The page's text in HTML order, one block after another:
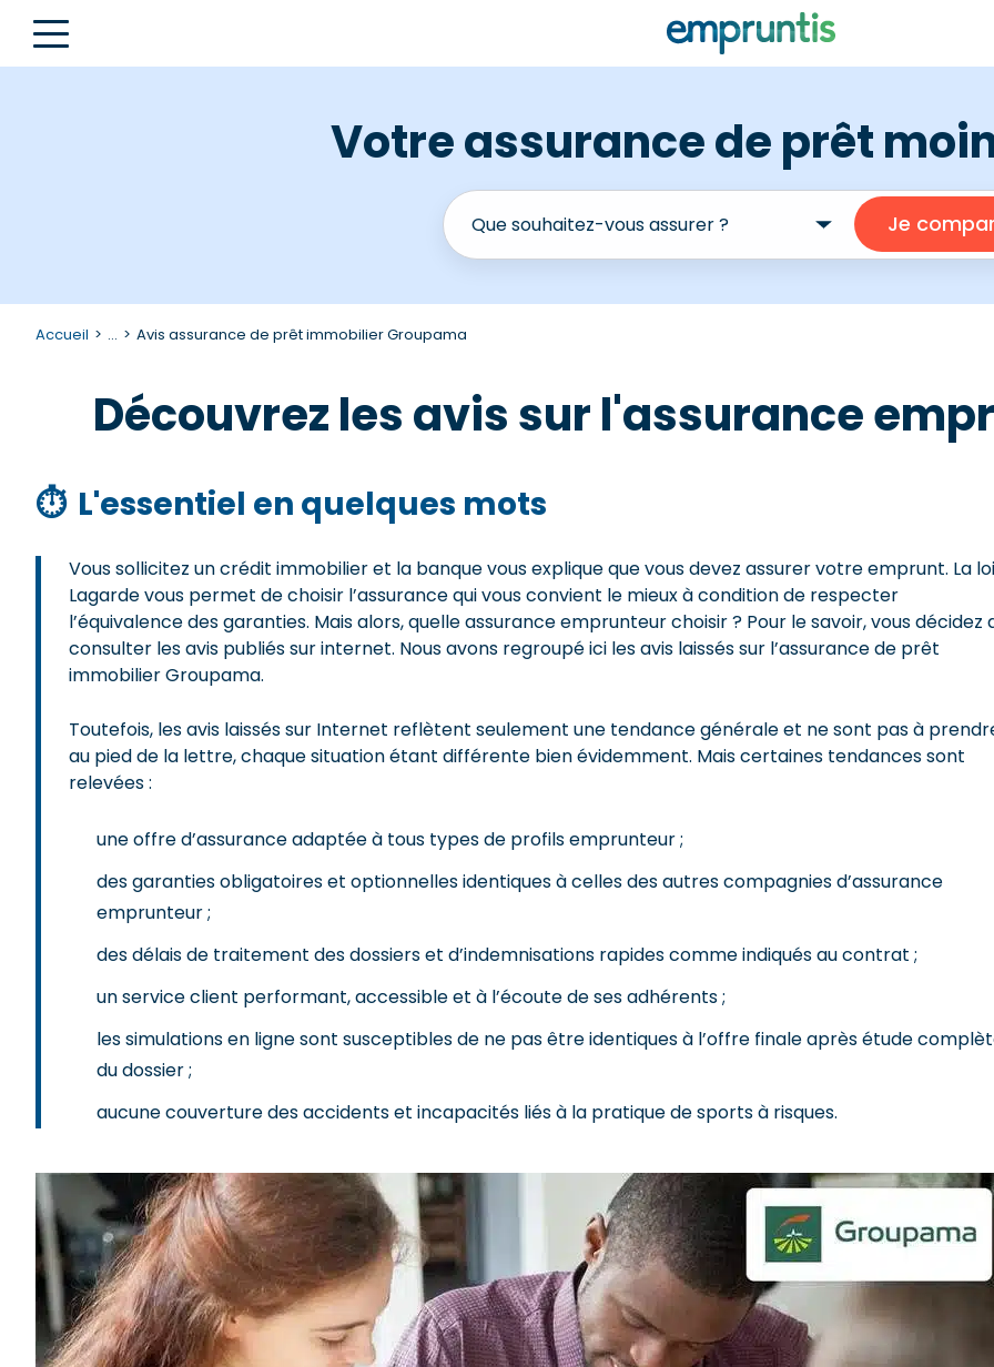
Votre assurance de prêt
Accueil ... Avis assurance de prêt immobilier Groupama
Découvrez les avis sur l'assurance
⏱ L'essentiel en quelques mots
Vous sollicitez un crédit immobilier et la banque vous explique que vous devez assurer votre emprunt. La loi
Lagarde vous permet de choisir l’assurance qui vous convient le mieux à condition de respecter
l’équivalence des garanties. Mais alors, quelle assurance emprunteur choisir ? Pour le savoir, vous décidez
consulter les avis publiés sur internet. Nous avons regroupé ici les avis laissés sur l’assurance de prêt
immobilier Groupama.
Toutefois, les avis laissés sur Internet reflètent seulement une tendance générale et ne sont pas à
au pied de la lettre, chaque situation étant différente bien évidemment. Mais certaines tendances sont
relevées :
une offre d’assurance adaptée à tous types de profils emprunteur ;
des garanties obligatoires et optionnelles identiques à celles des autres compagnies d’assurance
emprunteur ;
des délais de traitement des dossiers et d’indemnisations rapides comme indiqués au contrat ;
un service client performant, accessible et à l’écoute de ses adhérents ;
les simulations en ligne sont susceptibles de ne pas être identiques à l’offre finale après étude
du dossier ;
aucune couverture des accidents et incapacités liés à la pratique de sports à risques.